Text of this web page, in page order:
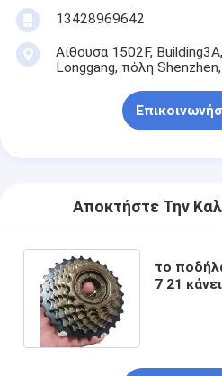
13428969642
Αίθουσα 1502F,
Longgang, πόλη Shenzhen,
Αποκτήστε Την
το
7 21